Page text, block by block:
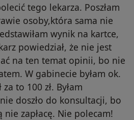
tego lekarza. Poszłam
osoby,która sama nie
wynik na kartce,
powiedział, że nie jest
na ten temat opinii, bo nie
W gabinecie byłam ok.
to 100 zł. Byłam
doszło do konsultacji, bo
zapłacę. Nie polecam!